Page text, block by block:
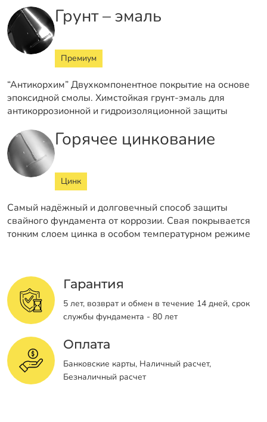
Грунт – эмаль
Премиум
“Антикорхим” Двухкомпонентное покрытие на основе
эпоксидной смолы. Химстойкая грунт-эмаль для
антикоррозионной и гидроизоляционной защиты
Горячее цинкование
Цинк
Самый надёжный и долговечный способ защиты
свайного фундамента от коррозии. Свая покрывается
тонким слоем цинка в особом температурном режиме
Гарантия
5 лет, возврат и обмен в течение 14 дней, срок
службы фундамента - 80 лет
Оплата
Банковские карты, Наличный расчет,
Безналичный расчет